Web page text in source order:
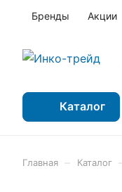
Бренды Акции
Каталог
Главная Каталог